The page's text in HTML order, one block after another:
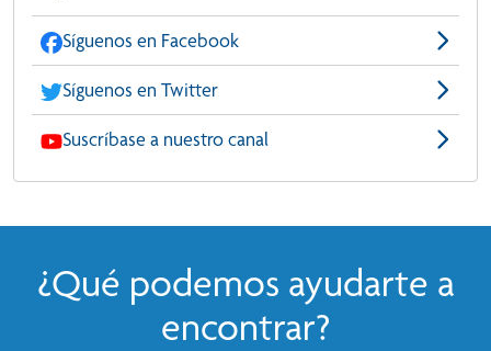
Síguenos en Facebook
Síguenos en Twitter
Suscríbase a nuestro canal
¿Qué podemos ayudarte a
encontrar?